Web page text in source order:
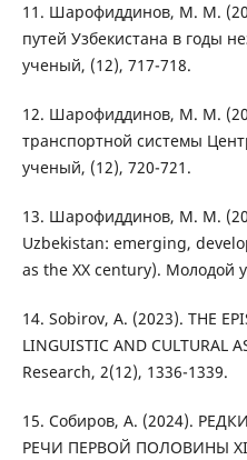
11. Шарофиддинов, М. М.
путей Узбекистана в годы
ученый, (12), 717-718.
12. Шарофиддинов, М. М.
транспортной системы
ученый, (12), 720-721.
13. Шарофиддинов, М. М.
Uzbekistan: emerging,
as the XX century). Молодой
14. Sobirov, A. (2023). THE
LINGUISTIC AND CULTURAL
Research, 2(12), 1336-1339.
15. Сoбирoв, A. (2024).
РEЧИ ПEРВOЙ ПOЛOВИНЫ